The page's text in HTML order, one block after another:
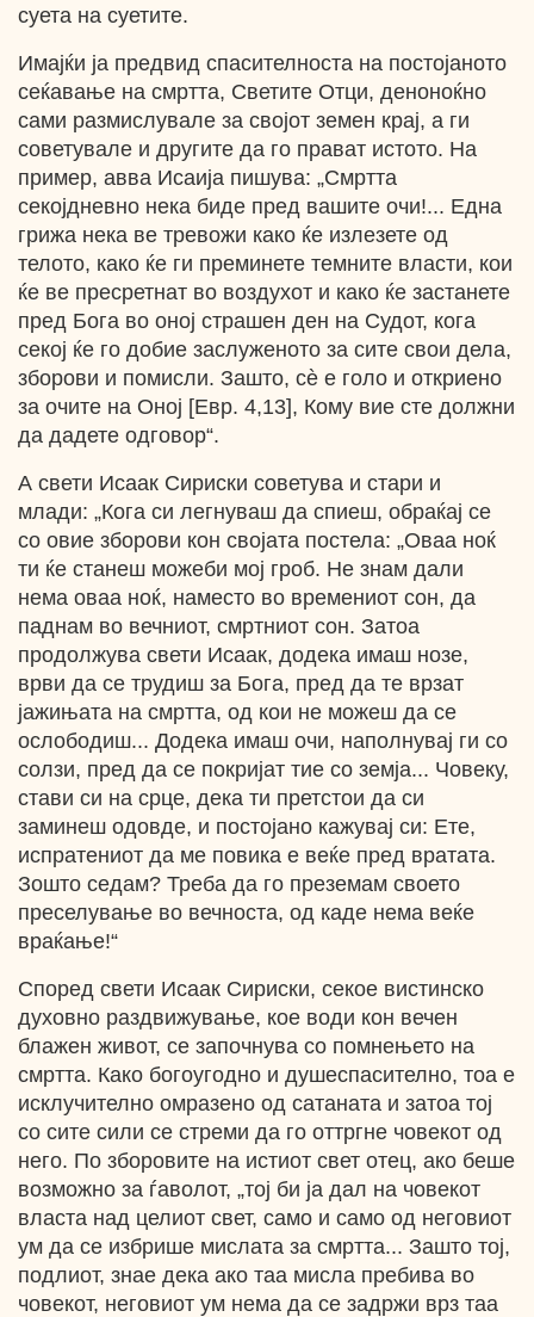
суета на суетите.
Имајќи ја предвид спасителноста на постојаното
сеќавање на смртта, Светите Отци, деноноќно
сами размислувале за својот земен крај, а ги
советувале и другите да го прават истото. На
пример, авва Исаија пишува: „Смртта
секојдневно нека биде пред вашите очи!... Една
грижа нека ве тревожи како ќе излезете од
телото, како ќе ги преминете темните власти, кои
ќе ве пресретнат во воздухот и како ќе застанете
пред Бога во оној страшен ден на Судот, кога
секој ќе го добие заслуженото за сите свои дела,
зборови и помисли. Зашто, сѐ е голо и откриено
за очите на Оној [Евр. 4,13], Кому вие сте должни
да дадете одговор“.
А свети Исаак Сириски советува и стари и
млади: „Кога си легнуваш да спиеш, обраќај се
со овие зборови кон својата постела: „Оваа ноќ
ти ќе станеш можеби мој гроб. Не знам дали
нема оваа ноќ, наместо во времениот сон, да
паднам во вечниот, смртниот сон. Затоа
продолжува свети Исаак, додека имаш нозе,
врви да се трудиш за Бога, пред да те врзат
јажињата на смртта, од кои не можеш да се
ослободиш... Додека имаш очи, наполнувај ги со
солзи, пред да се покријат тие со земја... Човеку,
стави си на срце, дека ти претстои да си
заминеш одовде, и постојано кажувај си: Ете,
испратениот да ме повика е веќе пред вратата.
Зошто седам? Треба да го преземам своето
преселување во вечноста, од каде нема веќе
враќање!“
Според свети Исаак Сириски, секое вистинско
духовно раздвижување, кое води кон вечен
блажен живот, се започнува со помнењето на
смртта. Како богоугодно и душеспасително, тоа е
исклучително омразено од сатаната и затоа тој
со сите сили се стреми да го оттргне човекот од
него. По зборовите на истиот свет отец, ако беше
возможно за ѓаволот, „тој би ја дал на човекот
власта над целиот свет, само и само од неговиот
ум да се избрише мислата за смртта... Зашто тој,
подлиот, знае дека ако таа мисла пребива во
човекот, неговиот ум нема да се задржи врз таа